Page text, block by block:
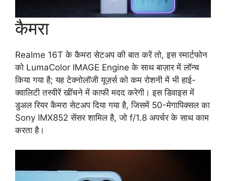
कैमरा
Realme 16T के कैमरा सेटअप की बात करें तो, इस स्मार्टफोन
को LumaColor IMAGE Engine के साथ बाज़ार में लॉन्च
किया गया है; यह टेक्नोलॉजी यूज़र्स को कम रोशनी में भी हाई-
क्वालिटी तस्वीरें खींचने में काफी मदद करेगी। इस डिवाइस में
डुअल रियर कैमरा सेटअप दिया गया है, जिसमें 50-मेगापिक्सल का
Sony IMX852 सेंसर शामिल है, जो f/1.8 अपर्चर के साथ काम
करता है।